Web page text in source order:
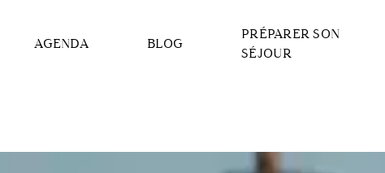
AGENDA BLOG
PRÉPARER SON
SÉJOUR